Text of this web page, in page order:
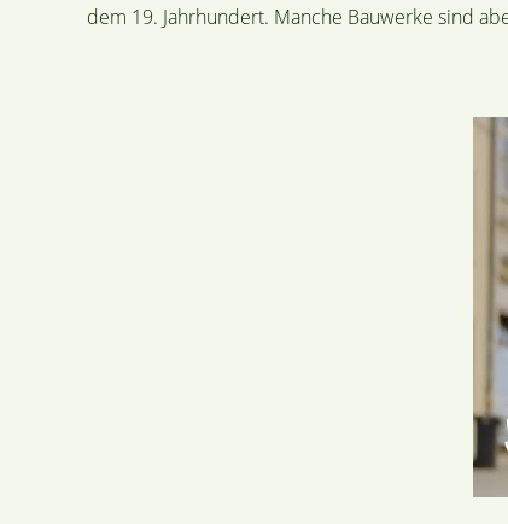
dem 19. Jahrhundert. Manche Bauwerke sind